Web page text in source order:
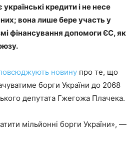
кредити і не несе
них; вона лише бере участь у
фінансування допомоги ЄС, як
новину про те, що
борги України до 2068
депутата Гжегожа Плачека.
мільйонні борги України», —